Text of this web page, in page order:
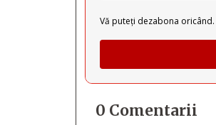
Vă puteți dezabona oricând.
0 Comentarii